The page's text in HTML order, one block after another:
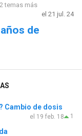
temas más
el 21 jul. 24
de
Cambio de dosis
1
el 19 feb. 18